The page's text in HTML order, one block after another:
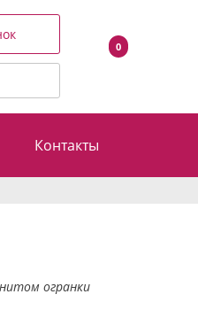
0
Контакты
огранки